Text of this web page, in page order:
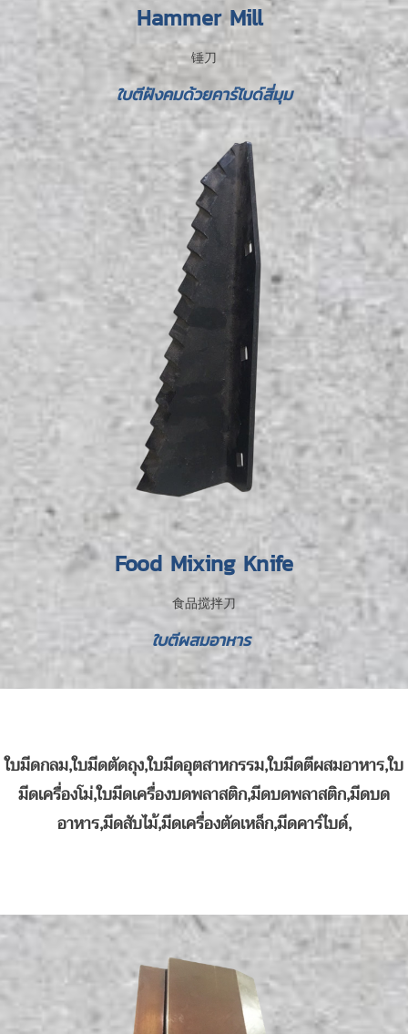
Hammer Mill
锤刀
ใบตีฝังคมด้วยคาร์ไบด์สี่มุม
Food Mixing Knife
食品搅拌刀
ใบตีผสมอาหาร
ใบมีดกลม,ใบมีดตัดถุง,ใบมีดอุตสาหกรรม,ใบมีดตีผสมอาหาร,ใบ
มีดเครื่องโม่,ใบมีดเครื่องบดพลาสติก,มีดบดพลาสติก,มีดบด
อาหาร,มีดสับไม้,มีดเครื่องตัดเหล็ก,มีดคาร์ไบด์,